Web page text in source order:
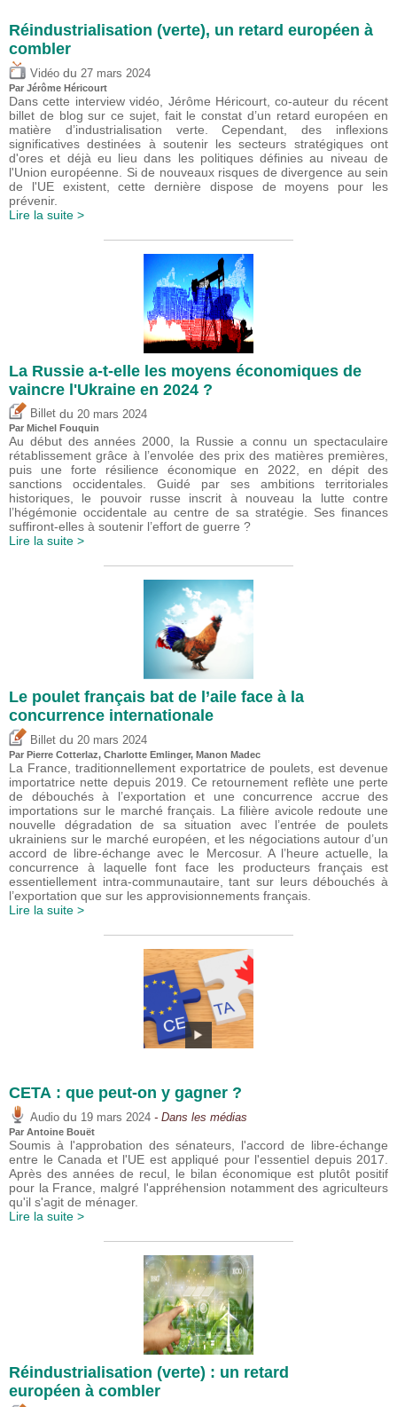
Réindustrialisation (verte), un retard européen à
combler
Vidéo du 27 mars 2024
Par Jérôme Héricourt
Dans cette interview vidéo, Jérôme Héricourt, co-auteur du récent
billet de blog sur ce sujet, fait le constat d’un retard européen en
matière d’industrialisation verte. Cependant, des inflexions
significatives destinées à soutenir les secteurs stratégiques ont
d'ores et déjà eu lieu dans les politiques définies au niveau de
l'Union européenne. Si de nouveaux risques de divergence au sein
de l'UE existent, cette dernière dispose de moyens pour les
prévenir.
Lire la suite >
La Russie a-t-elle les moyens économiques de
vaincre l'Ukraine en 2024 ?
Billet du 20 mars 2024
Par Michel Fouquin
Au début des années 2000, la Russie a connu un spectaculaire
rétablissement grâce à l’envolée des prix des matières premières,
puis une forte résilience économique en 2022, en dépit des
sanctions occidentales. Guidé par ses ambitions territoriales
historiques, le pouvoir russe inscrit à nouveau la lutte contre
l’hégémonie occidentale au centre de sa stratégie. Ses finances
suffiront-elles à soutenir l’effort de guerre ?
Lire la suite >
Le poulet français bat de l’aile face à la
concurrence internationale
Billet du 20 mars 2024
Par Pierre Cotterlaz, Charlotte Emlinger, Manon Madec
La France, traditionnellement exportatrice de poulets, est devenue
importatrice nette depuis 2019. Ce retournement reflète une perte
de débouchés à l’exportation et une concurrence accrue des
importations sur le marché français. La filière avicole redoute une
nouvelle dégradation de sa situation avec l’entrée de poulets
ukrainiens sur le marché européen, et les négociations autour d’un
accord de libre-échange avec le Mercosur. A l’heure actuelle, la
concurrence à laquelle font face les producteurs français est
essentiellement intra-communautaire, tant sur leurs débouchés à
l’exportation que sur les approvisionnements français.
Lire la suite >
CETA : que peut-on y gagner ?
Audio du 19 mars 2024 - Dans les médias
Par Antoine Bouët
Soumis à l'approbation des sénateurs, l'accord de libre-échange
entre le Canada et l'UE est appliqué pour l'essentiel depuis 2017.
Après des années de recul, le bilan économique est plutôt positif
pour la France, malgré l'appréhension notamment des agriculteurs
qu'il s'agit de ménager.
Lire la suite >
Réindustrialisation (verte) : un retard
européen à combler